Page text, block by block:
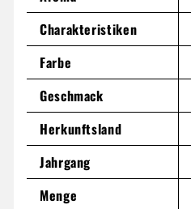
Charakteristiken
Farbe
Geschmack
Herkunftsland
Jahrgang
Menge